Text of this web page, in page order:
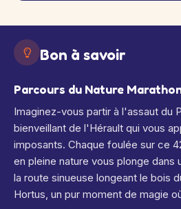
Bon à savoir
Parcours du Nature
Imaginez-vous partir à l'assaut du
bienveillant de l'Hérault qui vous
imposants. Chaque foulée sur ce
en pleine nature vous plonge dans
la route sinueuse longeant le bois
Hortus, un pur moment de magie